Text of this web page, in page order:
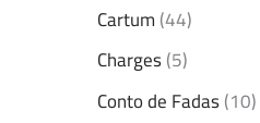
Cartum(44)
Charges(5)
Conto de Fadas(10)